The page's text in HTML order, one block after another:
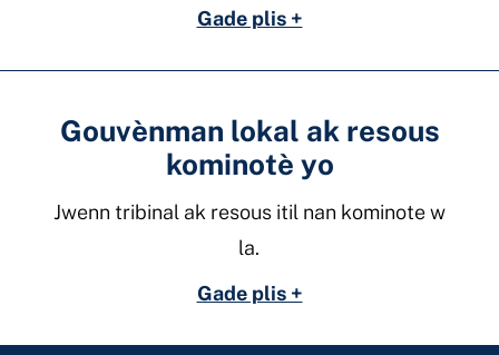
Gade plis +
Gouvènman lokal ak resous
kominotè yo
Jwenn tribinal ak resous itil nan kominote w
la.
Gade plis +